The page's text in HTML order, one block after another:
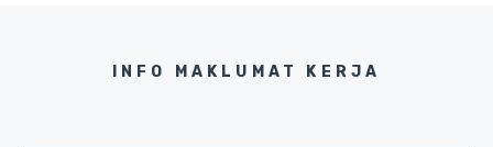
INFO MAKLUMAT KERJA